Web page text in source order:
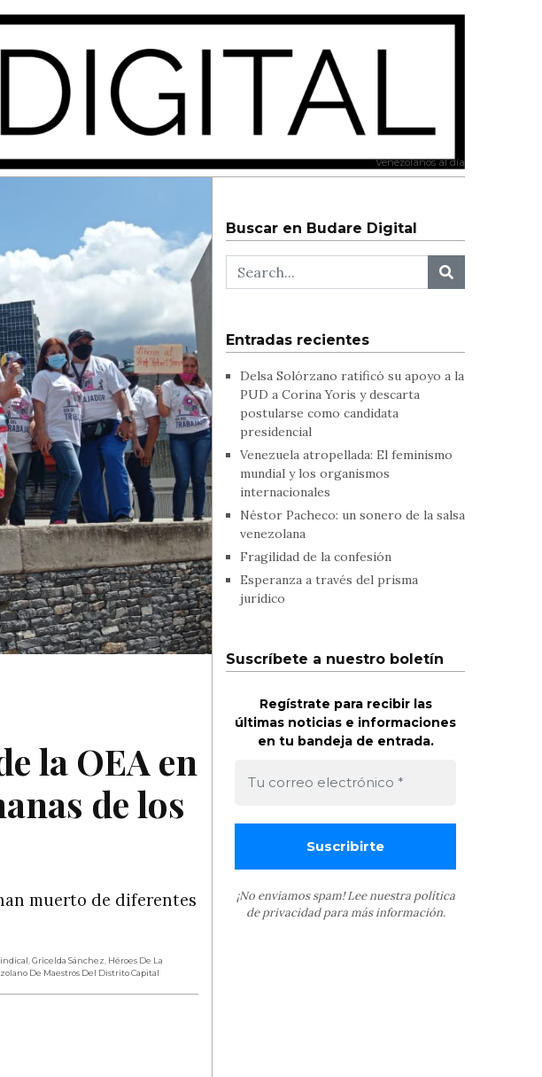
Venezolanos al día
la OEA en
de los
muerto de diferentes
,Gricelda Sánchez, Héroes De La
De Maestros Del Distrito Capital
Buscar en Budare Digital
Entradas recientes
Delsa Solórzano ratificó su apoyo a la
PUD a Corina Yoris y descarta
postularse como candidata
presidencial
Venezuela atropellada: El feminismo
mundial y los organismos
internacionales
Néstor Pacheco: un sonero de la salsa
venezolana
Fragilidad de la confesión
Esperanza a través del prisma
jurídico
Suscríbete a nuestro boletín
Regístrate para recibir las
últimas noticias e informaciones
en tu bandeja de entrada.
¡No enviamos spam! Lee nuestra política
de privacidadpara más información.